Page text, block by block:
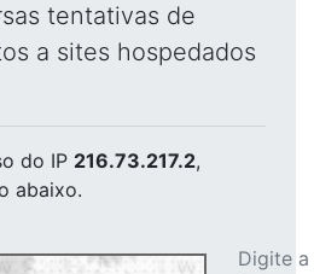
tentativas de
a sites hospedados
do IP 216.73.217.2,
abaixo.
Digite